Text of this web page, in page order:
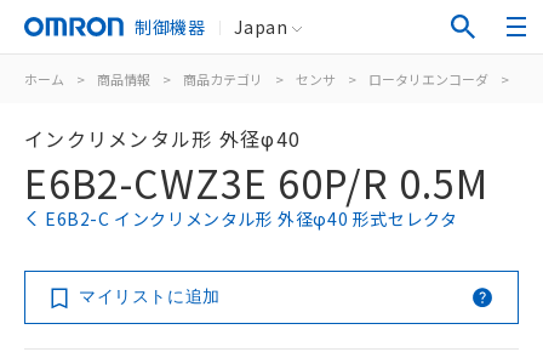
制御機器 Japan
ホーム > 商品情報 > 商品カテゴリ > センサ > ロータリエンコーダ >
インクリメンタル形 外径φ40
E6B2-CWZ3E 60P/R 0.5M
E6B2-C インクリメンタル形 外径φ40 形式セレクタ
マイリストに追加